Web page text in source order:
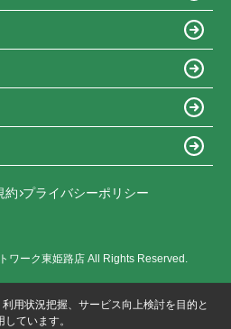
約 プライバシーポリシー
ワーク東姫路店 All Rights Reserved.
用状況把握、サービス向上検討を目的と
ています。